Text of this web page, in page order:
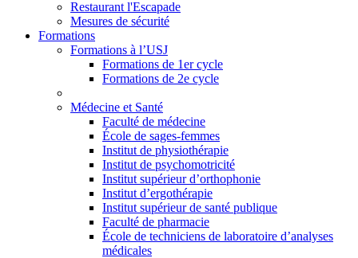
Restaurant l'Escapade
Mesures de sécurité
Formations
Formations à l’USJ
Formations de 1er cycle
Formations de 2e cycle
Médecine et Santé
Faculté de médecine
École de sages-femmes
Institut de physiothérapie
Institut de psychomotricité
Institut supérieur d’orthophonie
Institut d’ergothérapie
Institut supérieur de santé publique
Faculté de pharmacie
École de techniciens de laboratoire d’analyses
médicales